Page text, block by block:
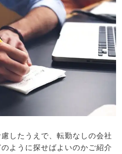
したうえで、転勤なしの会社
ように探せばよいのかご紹介